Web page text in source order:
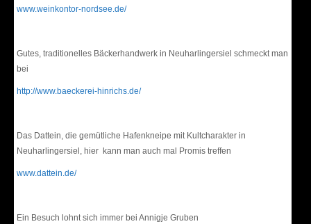
www.weinkontor-nordsee.de/
Gutes, traditionelles Bäckerhandwerk in Neuharlingersiel schmeckt man
bei
http://www.baeckerei-hinrichs.de/
Das Dattein, die gemütliche Hafenkneipe mit Kultcharakter in
Neuharlingersiel, hier kann man auch mal Promis treffen
www.dattein.de/
Ein Besuch lohnt sich immer bei Annigje Gruben